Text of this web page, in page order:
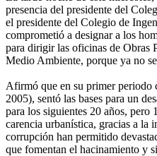
presencia del presidente del
el presidente del Colegio de
comprometió a designar a los
para dirigir las oficinas de Obras
Medio Ambiente, porque ya no
Afirmó que en su primer periodo
2005), sentó las bases para un
para los siguientes 20 años, pero
carencia urbanística, gracias a la
corrupción han permitido
que fomentan el hacinamiento y